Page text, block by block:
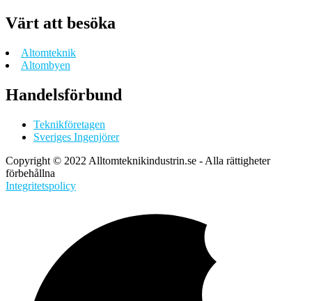
Värt att besöka
Altomteknik
Altombyen
Handelsförbund
Teknikföretagen
Sveriges Ingenjörer
Copyright © 2022 Alltomteknikindustrin.se - Alla rättigheter
förbehållna
Integritetspolicy